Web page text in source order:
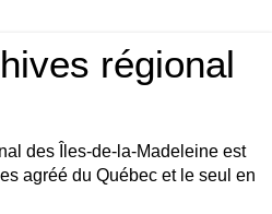
régional
des Îles-de-la-Madeleine est
agréé du Québec et le seul en